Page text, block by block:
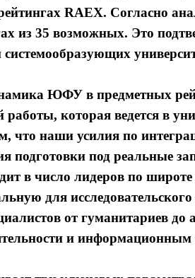
RAEX. Согласно
из 35 возможных. Это
ЮФУ в предметных
работы, которая ведется в
наши усилия по
подготовки под реальные
в число лидеров по широте
для
от гуманитариев до
и